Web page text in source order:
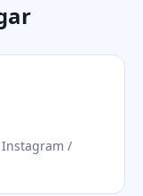
Instagram /